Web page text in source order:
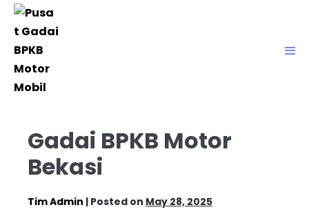
Gadai BPKB Motor
Bekasi
Tim Admin | Posted on May 28, 2025